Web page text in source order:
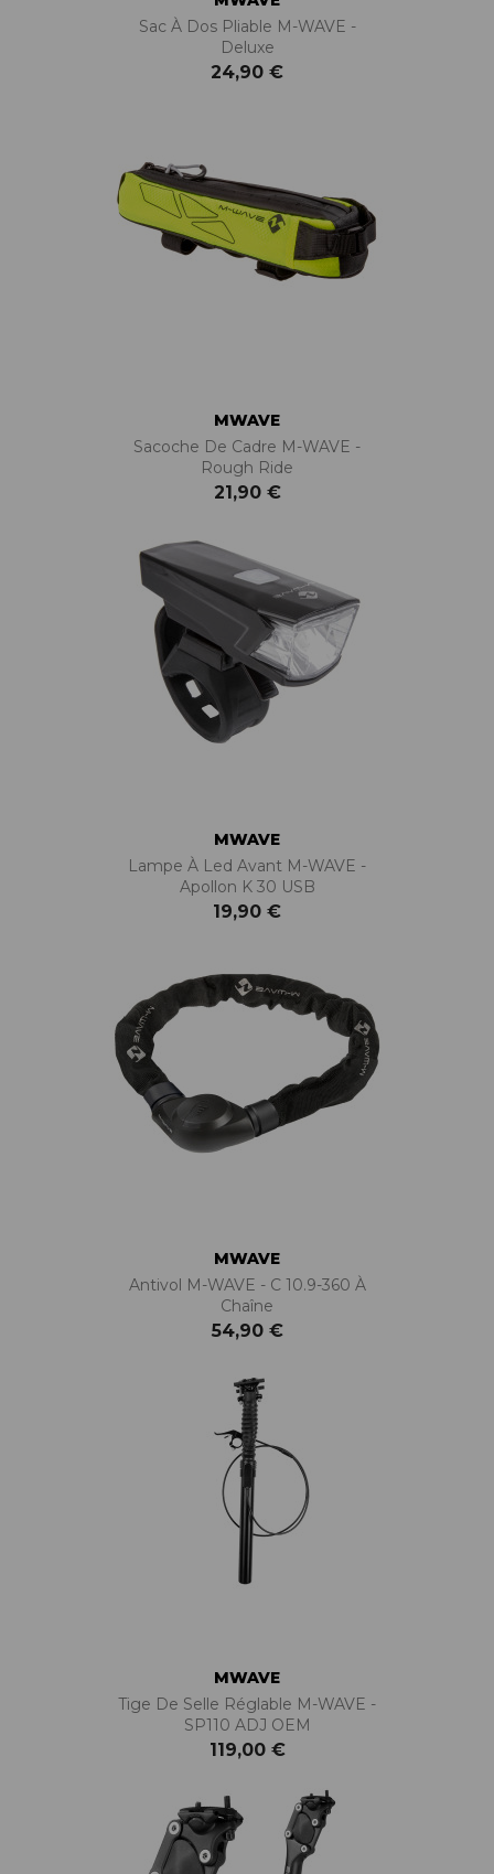
Sac À Dos Pliable M-WAVE -
Deluxe
24,90 €
MWAVE
Sacoche De Cadre M-WAVE -
Rough Ride
21,90 €
MWAVE
Lampe À Led Avant M-WAVE -
Apollon K 30 USB
19,90 €
MWAVE
Antivol M-WAVE - C 10.9-360 À
Chaîne
54,90 €
MWAVE
Tige De Selle Réglable M-WAVE -
SP110 ADJ OEM
119,00 €